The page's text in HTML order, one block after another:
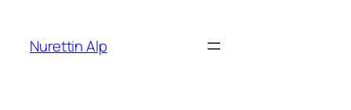
Nurettin Alp